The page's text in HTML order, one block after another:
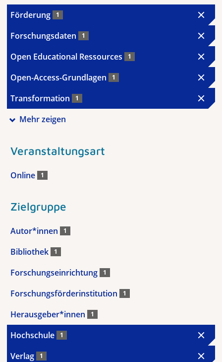
Förderung 1
Forschungsdaten 1
Open Educational Ressources 1
Open-Access-Grundlagen 1
Transformation 1
Mehr zeigen
Veranstaltungsart
Online 1
Zielgruppe
Autor*innen 1
Bibliothek 1
Forschungseinrichtung 1
Forschungsförderinstitution 1
Herausgeber*innen 1
Hochschule 1
Verlag 1